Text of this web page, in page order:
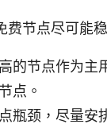
费节点尽可能
的节点作为主
点。
瓶颈，尽量安